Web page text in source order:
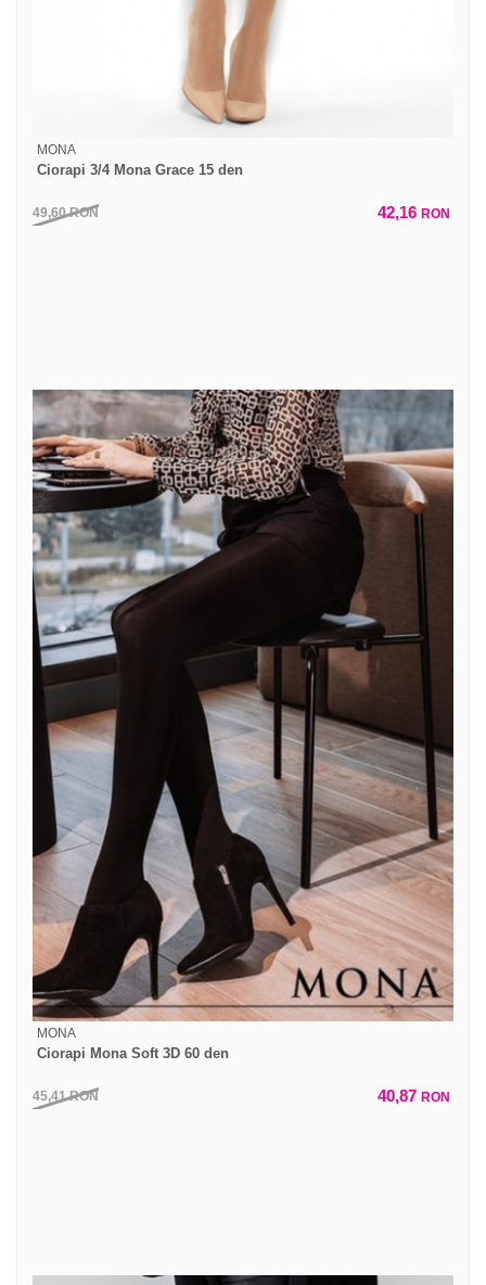
MONA
Ciorapi 3/4 Mona Grace 15 den
49,60RON 42,16 RON
MONA
Ciorapi Mona Soft 3D 60 den
45,41RON 40,87 RON